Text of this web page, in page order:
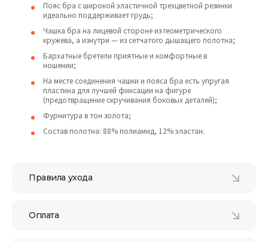
Пояс бра с широкой эластичной трехцветной резинки
идеально поддерживает грудь;
Чашка бра на лицевой стороне из геометрического
кружева, а изнутри — из сетчатого дышащего полотна;
Бархатные бретели приятные и комфортные в
ношении;
На месте соединения чашки и пояса бра есть упругая
пластина для лучшей фиксации на фигуре
(предотвращение скручивания боковых деталей);
Фурнитура в тон золота;
Состав полотна: 88% полиамид, 12% эластан.
Правила ухода
Оплата